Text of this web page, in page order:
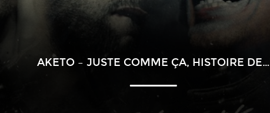
AKETO – JUSTE COMME ÇA, HISTOIRE DE…